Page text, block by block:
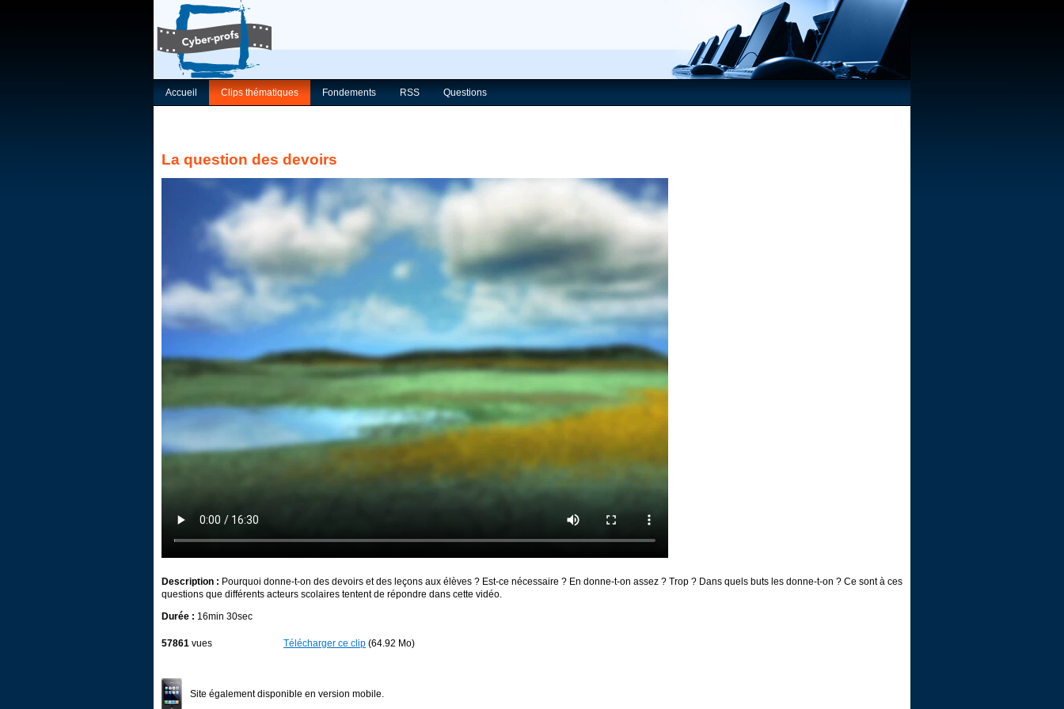
Accueil Clips thématiques Fondements RSS Questions
La question des devoirs
Description : Pourquoi donne-t-on des devoirs et des leçons aux élèves ? Est-ce nécessaire ? En donne-t-on assez ? Trop ? Dans quels buts les donne-t-on ? Ce sont à ces
questions que différents acteurs scolaires tentent de répondre dans cette vidéo.
Durée : 16min 30sec
57861 vues Télécharger ce clip (64.92 Mo)
Site également disponible en version mobile.